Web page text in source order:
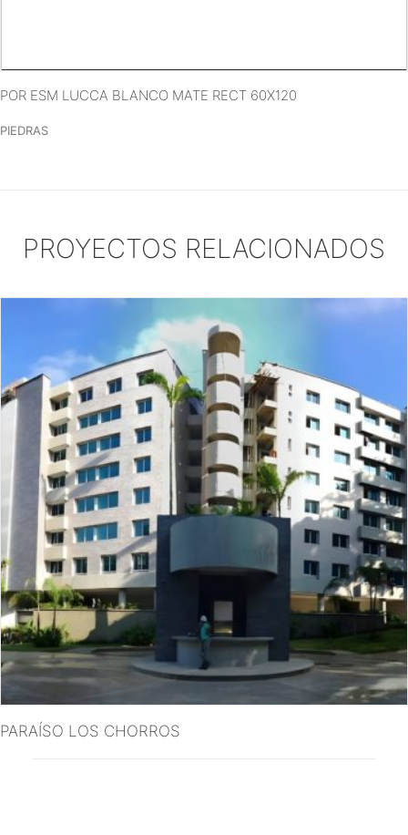
VER MÁS
POR ESM LUCCA BLANCO MATE RECT 60X120
PIEDRAS
PROYECTOS RELACIONADOS
PARAÍSO LOS CHORROS